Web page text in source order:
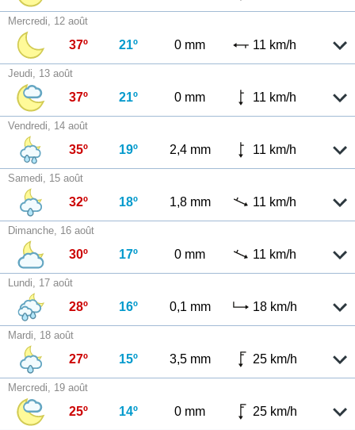
Mercredi, 12 août
37º 21º 0 mm 11 km/h
Jeudi, 13 août
37º 21º 0 mm 11 km/h
Vendredi, 14 août
35º 19º 2,4 mm 11 km/h
Samedi, 15 août
32º 18º 1,8 mm 11 km/h
Dimanche, 16 août
30º 17º 0 mm 11 km/h
Lundi, 17 août
28º 16º 0,1 mm 18 km/h
Mardi, 18 août
27º 15º 3,5 mm 25 km/h
Mercredi, 19 août
25º 14º 0 mm 25 km/h